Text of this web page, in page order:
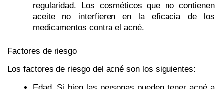
regularidad. Los cosméticos que no contienen
aceite no interfieren en la eficacia de los
medicamentos contra el acné.
Factores de riesgo
Los factores de riesgo del acné son los siguientes:
Edad. Si bien las personas pueden tener acné a